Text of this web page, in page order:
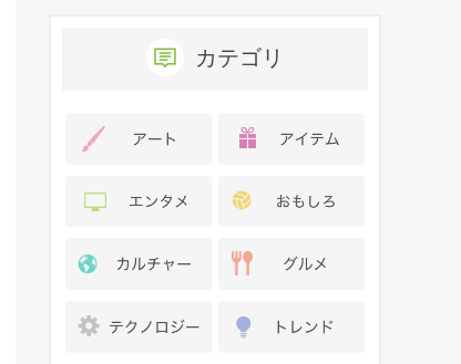
カテゴリ